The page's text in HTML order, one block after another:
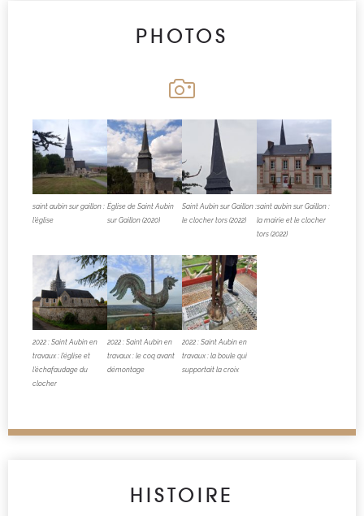
PHOTOS
saint aubin sur gaillon :
l’église
Église de Saint Aubin
sur Gaillon (2020)
Saint Aubin sur Gaillon :
le clocher tors (2022)
saint aubin sur Gaillon :
la mairie et le clocher
tors (2022)
2022 : Saint Aubin en
travaux : l’église et
l’échafaudage du
clocher
2022 : Saint Aubin en
travaux : le coq avant
démontage
2022 : Saint Aubin en
travaux : la boule qui
supportait la croix
HISTOIRE